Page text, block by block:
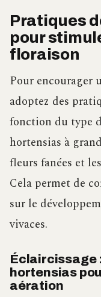
Pratiques
pour
floraison
Pour encourager
adoptez des
fonction du type
hortensias à
fleurs fanées et
Cela permet de
sur le
vivaces.
Éclaircissage
hortensias
aération